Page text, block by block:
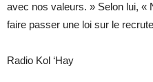
avec nos valeurs. » Selon lui, «
faire passer une loi sur le
Radio Kol ‘Hay